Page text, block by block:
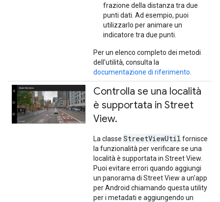
frazione della distanza tra due
punti dati. Ad esempio, puoi
utilizzarlo per animare un
indicatore tra due punti.
Per un elenco completo dei metodi
dell'utilità, consulta la
documentazione di riferimento
Controlla se una località
è supportata in Street
View.
La classe StreetViewUtil fornisce
la funzionalità per verificare se una
località è supportata in Street View.
Puoi evitare errori quando aggiungi
un panorama di Street View a un'app
per Android chiamando questa utility
per i metadati e aggiungendo un